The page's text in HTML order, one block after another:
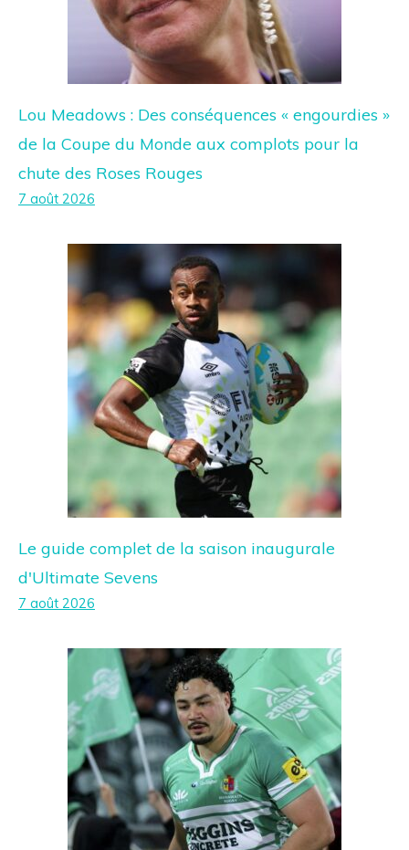
Lou Meadows : Des conséquences « engourdies »
de la Coupe du Monde aux complots pour la
chute des Roses Rouges
7 août 2026
Le guide complet de la saison inaugurale
d'Ultimate Sevens
7 août 2026